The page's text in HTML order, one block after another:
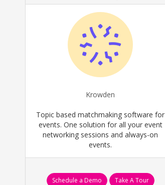
Krowden
Topic based matchmaking software for
events. One solution for all your event
networking sessions and always-on
events.
Schedule a Demo Take A Tour